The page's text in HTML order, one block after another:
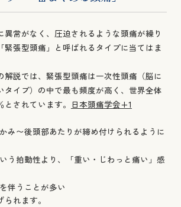
異常がなく、圧迫されるような頭痛が繰り
緊張型頭痛」と呼ばれるタイプに当てはま
解説では、緊張型頭痛は一次性頭痛（脳に
タイプ）の中で最も頻度が高く、世界全体
されています。 日本頭痛学会+1
み〜後頭部あたりが締め付けられるように
いう拍動性より、「重い・じわっと痛い」感
伴うことが多い
れます。